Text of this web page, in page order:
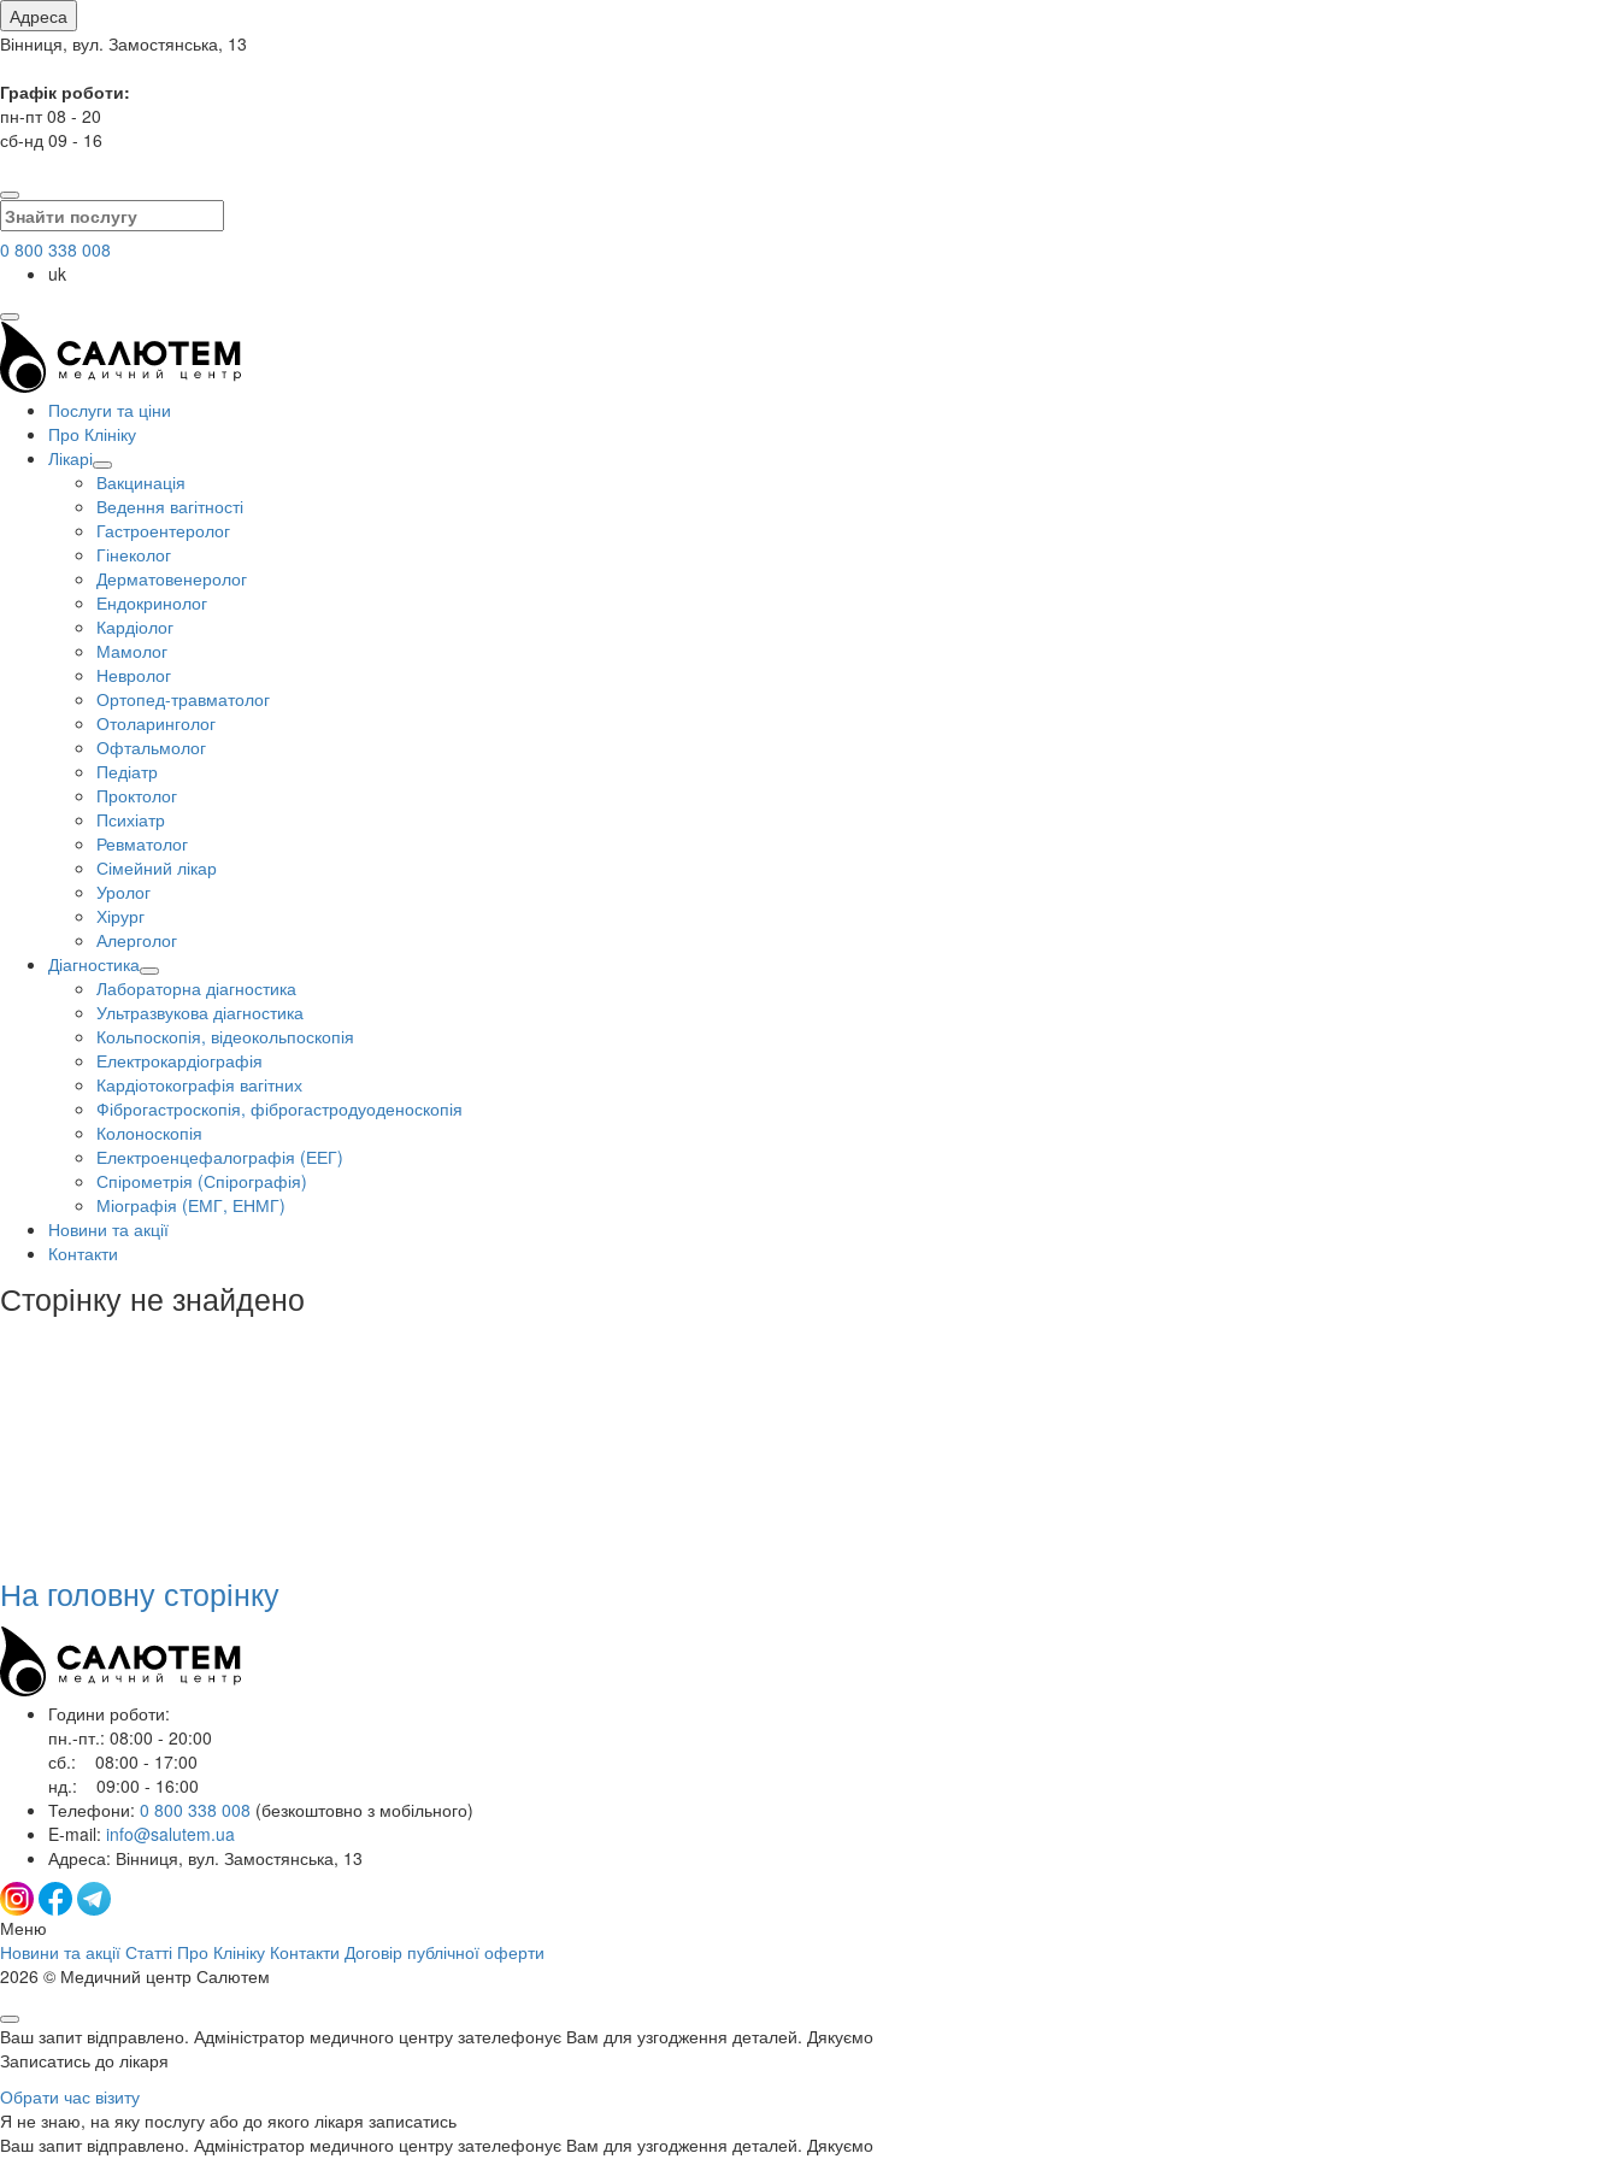
Адреса
Вінниця, вул. Замостянська, 13
Графік роботи:
пн-пт 08 - 20
сб-нд 09 - 16
0 800 338 008
uk
Послуги та ціни
Про Клініку
Лікарі
Вакцинація
Ведення вагітності
Гастроентеролог
Гінеколог
Дерматовенеролог
Ендокринолог
Кардіолог
Мамолог
Невролог
Ортопед-травматолог
Отоларинголог
Офтальмолог
Педіатр
Проктолог
Психіатр
Ревматолог
Сімейний лікар
Уролог
Хірург
Алерголог
Діагностика
Лабораторна діагностика
Ультразвукова діагностика
Кольпоскопія, відеокольпоскопія
Електрокардіографія
Кардіотокографія вагітних
Фіброгастроскопія, фіброгастродуоденоскопія
Колоноскопія
Електроенцефалографія (ЕЕГ)
Спірометрія (Спірографія)
Міографія (ЕМГ, ЕНМГ)
Новини та акції
Контакти
Сторінку не знайдено
На головну сторінку
Години роботи:
пн.-пт.: 08:00 - 20:00
сб.: 08:00 - 17:00
нд.: 09:00 - 16:00
Телефони: 0 800 338 008 (безкоштовно з мобільного)
E-mail: info@salutem.ua
Адреса: Вінниця, вул. Замостянська, 13
Меню
Новини та акції Статті Про Клініку Контакти Договір публічної оферти
2026 © Медичний центр Салютем
Ваш запит відправлено. Адміністратор медичного центру зателефонує Вам для узгодження деталей. Дякуємо
Записатись до лікаря
Обрати час візиту
Я не знаю, на яку послугу або до якого лікаря записатись
Ваш запит відправлено. Адміністратор медичного центру зателефонує Вам для узгодження деталей. Дякуємо